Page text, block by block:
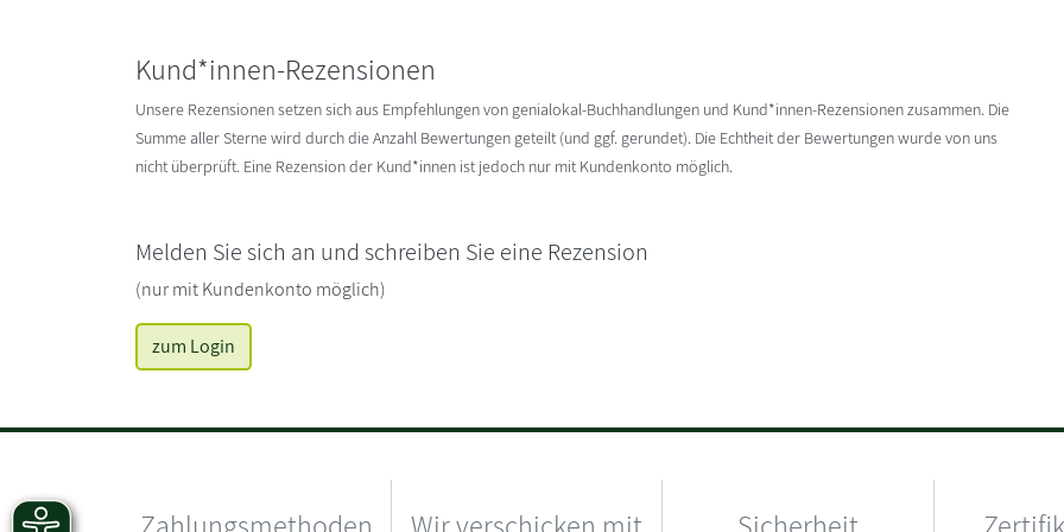
Kund*innen-Rezensionen
Unsere Rezensionen setzen sich aus Empfehlungen von genialokal-Buchhandlungen und Kund*innen-Rezensionen zusammen. Die
Summe aller Sterne wird durch die Anzahl Bewertungen geteilt (und ggf. gerundet). Die Echtheit der Bewertungen wurde von uns
nicht überprüft. Eine Rezension der Kund*innen ist jedoch nur mit Kundenkonto möglich.
Melden Sie sich an und schreiben Sie eine Rezension
(nur mit Kundenkonto möglich)
zum Login
Zahlungsmethoden Wir verschicken mit Sicherheit